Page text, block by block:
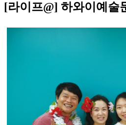
[라이프@] 하와이예술